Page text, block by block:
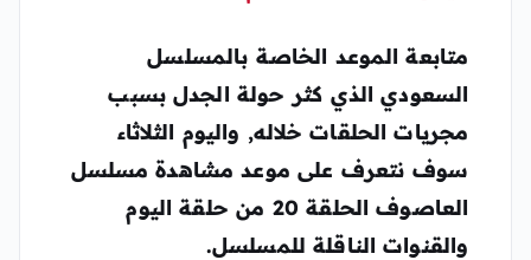
متابعة الموعد الخاصة بالمسلسل
السعودي الذي كثر حولة الجدل بسبب
مجريات الحلقات خلاله, واليوم الثلاثاء
سوف نتعرف على موعد مشاهدة مسلسل
العاصوف الحلقة 20 من حلقة اليوم
والقنوات الناقلة للمسلسل.